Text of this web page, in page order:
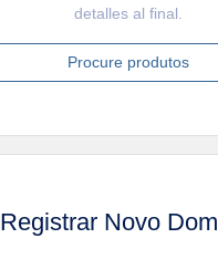
detalles al final.
Procure produtos
Registrar Novo